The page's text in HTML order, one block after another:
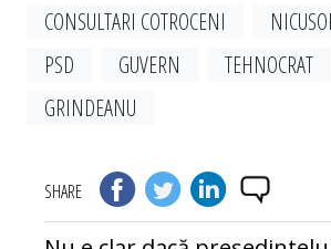
CONSULTARI COTROCENI
PSD
GUVERN
TEHNOCRAT
GRINDEANU
SHARE